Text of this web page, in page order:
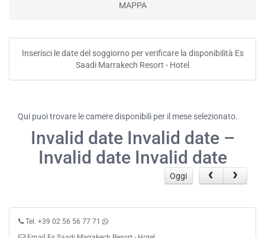
MAPPA
Inserisci le date del soggiorno per verificare la disponibilità Es
Saadi Marrakech Resort - Hotel
Qui puoi trovare le camere disponibili per il mese selezionato.
Invalid date Invalid date –
Invalid date Invalid date
Oggi
Tel. +39 02 56 56 77 71